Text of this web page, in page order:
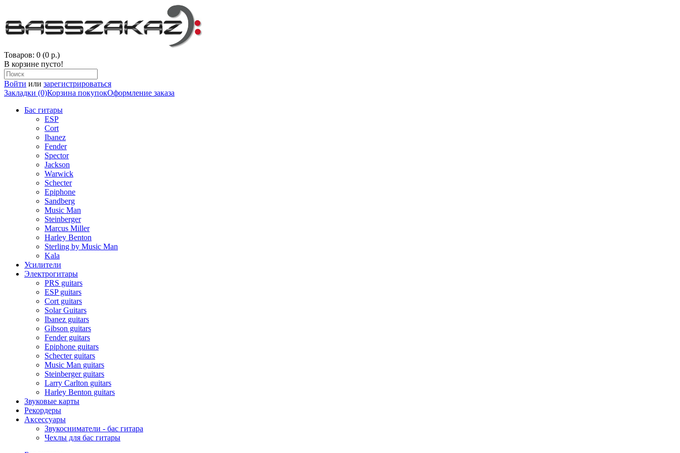
Товаров: 0 (0 р.)
В корзине пусто!
Войти или зарегистрироваться
Закладки (0)Корзина покупокОформление заказа
Бас гитары
ESP
Cort
Ibanez
Fender
Spector
Jackson
Warwick
Schecter
Epiphone
Sandberg
Music Man
Steinberger
Marcus Miller
Harley Benton
Sterling by Music Man
Kala
Усилители
Электрогитары
PRS guitars
ESP guitars
Cort guitars
Solar Guitars
Ibanez guitars
Gibson guitars
Fender guitars
Epiphone guitars
Schecter guitars
Music Man guitars
Steinberger guitars
Larry Carlton guitars
Harley Benton guitars
Звуковые карты
Рекордеры
Аксессуары
Звукосниматели - бас гитара
Чехлы для бас гитары